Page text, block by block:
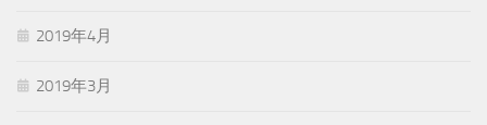
2019年4月
2019年3月